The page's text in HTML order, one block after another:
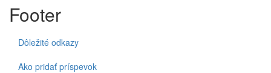
Footer
Dôležité odkazy
Ako pridať príspevok